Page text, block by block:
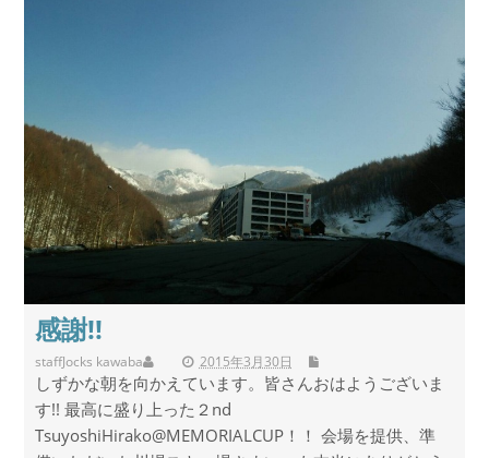
感謝!!
staff 2015年3月30日
Jocks kawaba
しずかな朝を向かえています。皆さんおはようございま
す!! 最高に盛り上った２nd
TsuyoshiHirako@MEMORIALCUP！！ 会場を提供、準